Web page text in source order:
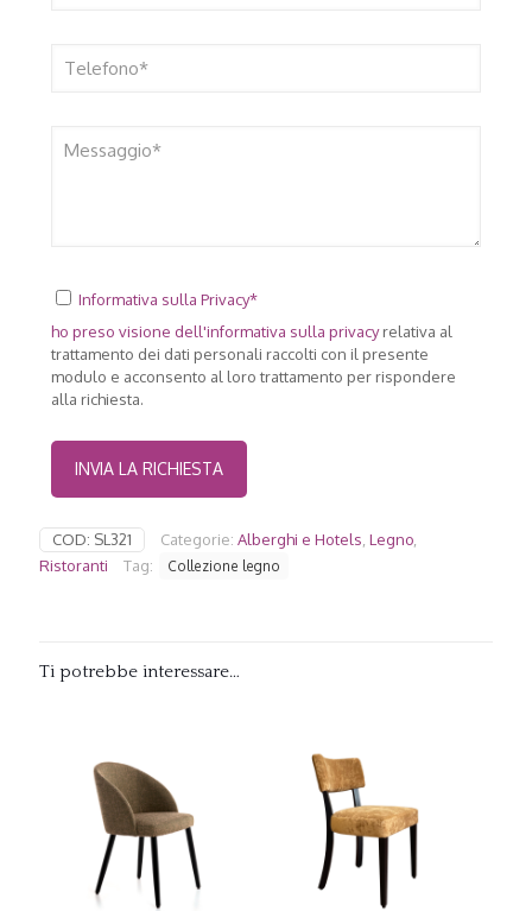
Informativa sulla Privacy*
ho preso visione dell'informativa sulla privacyrelativa al
trattamento dei dati personali raccolti con il presente
modulo e acconsento al loro trattamento per rispondere
alla richiesta.
COD: SL321 Categorie: Alberghi e Hotels, Legno,
Ristoranti
Tag: Collezione legno
Ti potrebbe interessare…